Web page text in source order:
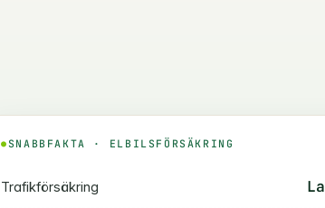
SNABBFAKTA · ELBILSFÖRSÄKRING
Trafikförsäkring